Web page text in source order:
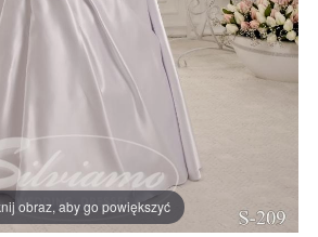
obraz, aby go powiększyć